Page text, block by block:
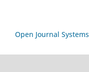
Open Journal Systems